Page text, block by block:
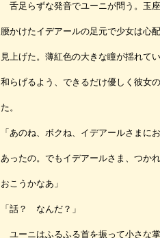
舌足らずな発音でユーニが問う。玉
腰かけたイデアールの足元で少女は心
見上げた。薄紅色の大きな瞳が揺れて
和らげるよう、できるだけ優しく彼女
た。
「あのね、ボクね、イデアールさまに
あったの。でもイデアールさま、つか
おこうかなあ」
「話？ なんだ？」
ユーニはふるふる首を振って小さな